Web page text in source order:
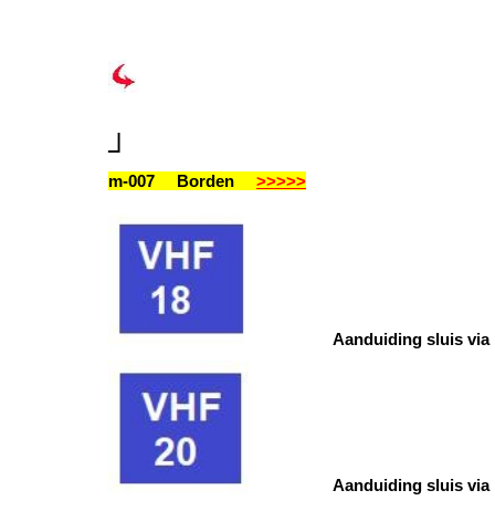
┘
m-007 Borden >>>>>
Aanduiding sluis via
Aanduiding sluis via